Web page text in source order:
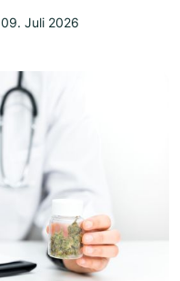
09. Juli 2026